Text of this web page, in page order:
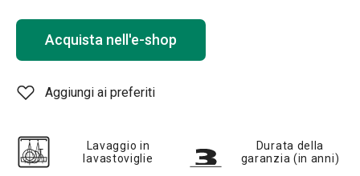
Acquista nell'e-shop
Aggiungi ai preferiti
Lavaggio in
lavastoviglie
Durata della
garanzia (in anni)